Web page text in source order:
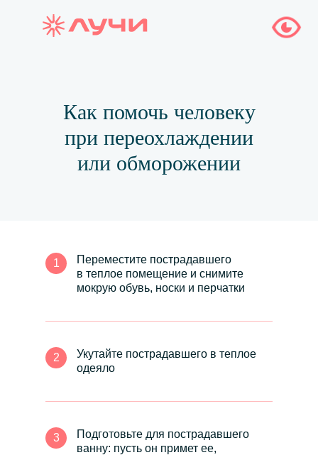
Как помочь человеку
при переохлаждении
или обморожении
1
Переместите пострадавшего
в теплое помещение и снимите
мокрую обувь, носки и перчатки
2
Укутайте пострадавшего в теплое
одеяло
3
Подготовьте для пострадавшего
ванну: пусть он примет ее,